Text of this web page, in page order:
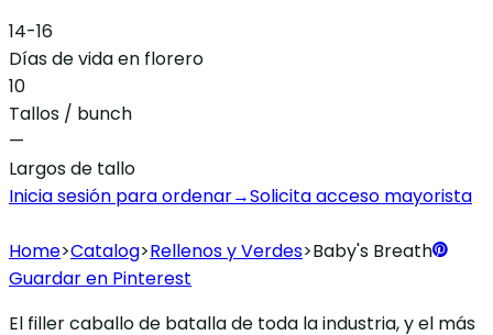
14-16
Días de vida en florero
10
Tallos / bunch
—
Largos de tallo
Inicia sesión para ordenar→Solicita acceso mayorista
Home>Catalog>Rellenos y Verdes>Baby's Breath
Guardar en Pinterest
El filler caballo de batalla de toda la industria, y el más